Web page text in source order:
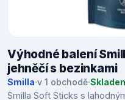
Výhodné balení
jehněčí s bezinkami
Smilla·v 1 obchodě·
Smilla Soft Sticks s